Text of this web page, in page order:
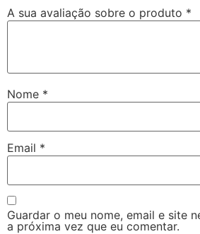
A sua avaliação sobre o produto *
Nome *
Email *
Guardar o meu nome, email e site
a próxima vez que eu comentar.